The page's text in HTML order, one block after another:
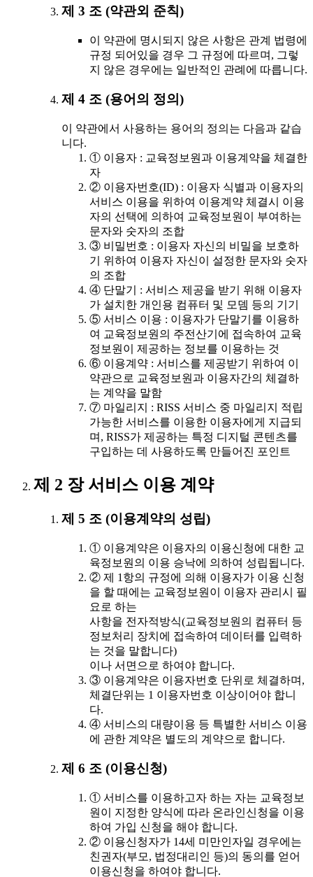
제 3 조 (약관외 준칙)
이 약관에 명시되지 않은 사항은 관계 법령에
규정 되어있을 경우 그 규정에 따르며, 그렇
지 않은 경우에는 일반적인 관례에 따릅니다.
제 4 조 (용어의 정의)
이 약관에서 사용하는 용어의 정의는 다음과 같습
니다.
① 이용자 : 교육정보원과 이용계약을 체결한
자
② 이용자번호(ID) : 이용자 식별과 이용자의
서비스 이용을 위하여 이용계약 체결시 이용
자의 선택에 의하여 교육정보원이 부여하는
문자와 숫자의 조합
③ 비밀번호 : 이용자 자신의 비밀을 보호하
기 위하여 이용자 자신이 설정한 문자와 숫자
의 조합
④ 단말기 : 서비스 제공을 받기 위해 이용자
가 설치한 개인용 컴퓨터 및 모뎀 등의 기기
⑤ 서비스 이용 : 이용자가 단말기를 이용하
여 교육정보원의 주전산기에 접속하여 교육
정보원이 제공하는 정보를 이용하는 것
⑥ 이용계약 : 서비스를 제공받기 위하여 이
약관으로 교육정보원과 이용자간의 체결하
는 계약을 말함
⑦ 마일리지 : RISS 서비스 중 마일리지 적립
가능한 서비스를 이용한 이용자에게 지급되
며, RISS가 제공하는 특정 디지털 콘텐츠를
구입하는 데 사용하도록 만들어진 포인트
제 2 장 서비스 이용 계약
제 5 조 (이용계약의 성립)
① 이용계약은 이용자의 이용신청에 대한 교
육정보원의 이용 승낙에 의하여 성립됩니다.
② 제 1항의 규정에 의해 이용자가 이용 신청
을 할 때에는 교육정보원이 이용자 관리시 필
요로 하는
사항을 전자적방식(교육정보원의 컴퓨터 등
정보처리 장치에 접속하여 데이터를 입력하
는 것을 말합니다)
이나 서면으로 하여야 합니다.
③ 이용계약은 이용자번호 단위로 체결하며,
체결단위는 1 이용자번호 이상이어야 합니
다.
④ 서비스의 대량이용 등 특별한 서비스 이용
에 관한 계약은 별도의 계약으로 합니다.
제 6 조 (이용신청)
① 서비스를 이용하고자 하는 자는 교육정보
원이 지정한 양식에 따라 온라인신청을 이용
하여 가입 신청을 해야 합니다.
② 이용신청자가 14세 미만인자일 경우에는
친권자(부모, 법정대리인 등)의 동의를 얻어
이용신청을 하여야 합니다.